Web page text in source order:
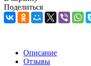
Поделиться
Описание
Отзывы